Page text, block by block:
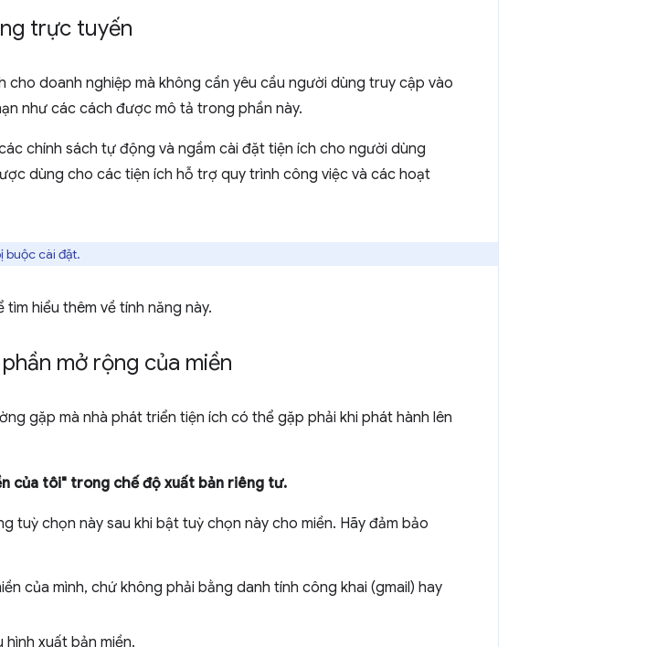
trực tuyến
cho doanh nghiệp mà không cần yêu cầu người dùng truy cập vào
như các cách được mô tả trong phần này.
chính sách tự động và ngầm cài đặt tiện ích cho người dùng
dùng cho các tiện ích hỗ trợ quy trình công việc và các hoạt
buộc cài đặt.
tìm hiểu thêm về tính năng này.
mở rộng của miền
gặp mà nhà phát triển tiện ích có thể gặp phải khi phát hành lên
của tôi" trong chế độ xuất bản riêng tư.
tuỳ chọn này sau khi bật tuỳ chọn này cho miền. Hãy đảm bảo
của mình, chứ không phải bằng danh tính công khai (gmail) hay
xuất bản miền.